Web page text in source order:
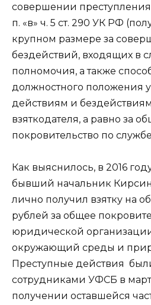
совершении
п. «в» ч. 5 ст. 290 УК РФ
крупном размере за
бездействий, входящих в
полномочия, а также
должностного положения
действиям и
взяткодателя, а равно за
покровительство по
Как выяснилось, в 2016
бывший начальник
лично получил взятку на
рублей за общее
юридической
окружающий среды и
Преступные действия
сотрудниками УФСБ в
получении оставшейся